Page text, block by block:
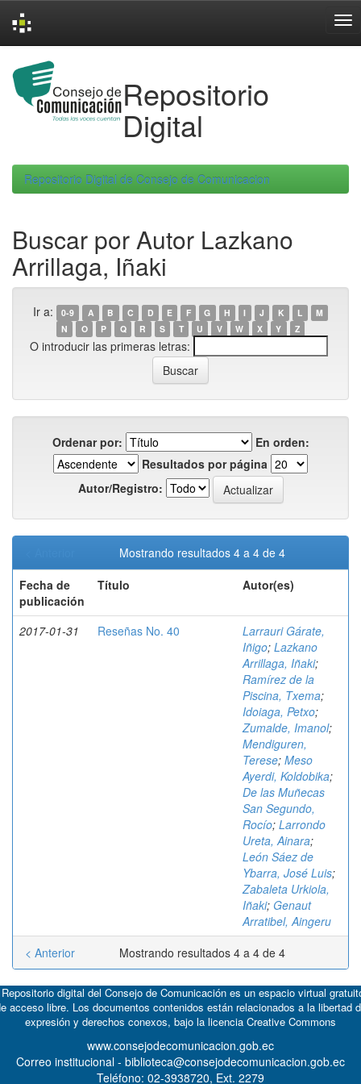
navigation
Repositorio
Digital
Repositorio Digital de Consejo de Comunicacion
Buscar por Autor Lazkano
Arrillaga, Iñaki
Ir a: 0-9 A B C D E F G H I J K L
M
N
O P Q R S T U V W X Y Z
O introducir las primeras letras:
Ordenar por:
En orden:
Resultados por página
Autor/Registro:
Mostrando resultados 4 a 4 de 4
Fecha de
publicación
Título Autor(es)
2017-01-31 Reseñas No. 40
Larrauri Gárate,
Iñigo; Lazkano
Arrillaga, Iñaki;
Ramírez de la
Piscina, Txema;
Idoiaga, Petxo;
Zumalde, Imanol;
Mendiguren,
Terese; Meso
Ayerdi, Koldobika;
De las Muñecas
San Segundo,
Rocío; Larrondo
Ureta, Ainara;
León Sáez de
Ybarra, José Luis;
Zabaleta Urkiola,
Iñaki; Genaut
Arratibel, Aingeru
Mostrando resultados 4 a 4 de 4
< Anterior
digital del Consejo de Comunicación es un espacio virtual
acceso libre. Los documentos contenidos están relacionados a la libertad
expresión y derechos conexos, bajo la licencia Creative Commons
www.consejodecomunicacion.gob.ec
Correo institucional - biblioteca@consejodecomunicacion.gob.ec
Teléfono: 02-3938720, Ext. 2279